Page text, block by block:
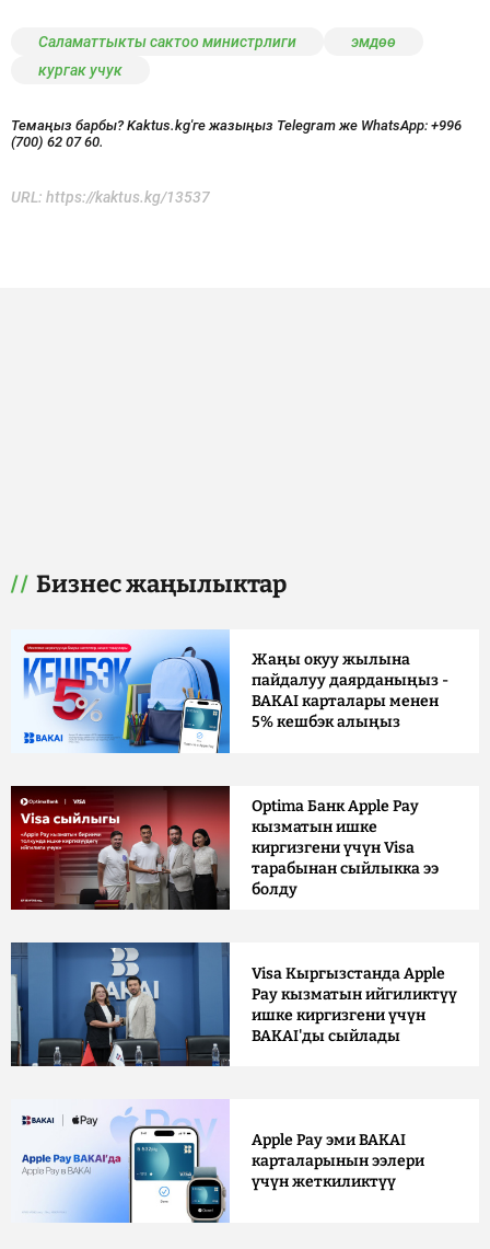
Саламаттыкты сактоо министрлиги
эмдөө
кургак учук
Темаңыз барбы? Kaktus.kg'ге жазыңыз Telegram же WhatsApp: +996
(700) 62 07 60.
URL: https://kaktus.kg/13537
Бизнес жаңылыктар
Жаңы окуу жылына
пайдалуу даярданыңыз -
BAKAI карталары менен
5% кешбэк алыңыз
Optima Банк Apple Pay
кызматын ишке
киргизгени үчүн Visa
тарабынан сыйлыкка ээ
болду
Visa Кыргызстанда Apple
Pay кызматын ийгиликтүү
ишке киргизгени үчүн
BAKAI'ды сыйлады
Apple Pay эми BAKAI
карталарынын ээлери
үчүн жеткиликтүү